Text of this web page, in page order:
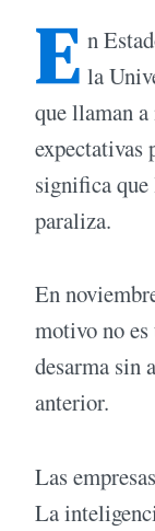
E n
la
que llaman
expectativas
significa que
paraliza.
En
motivo no
desarma sin
anterior.
Las
La